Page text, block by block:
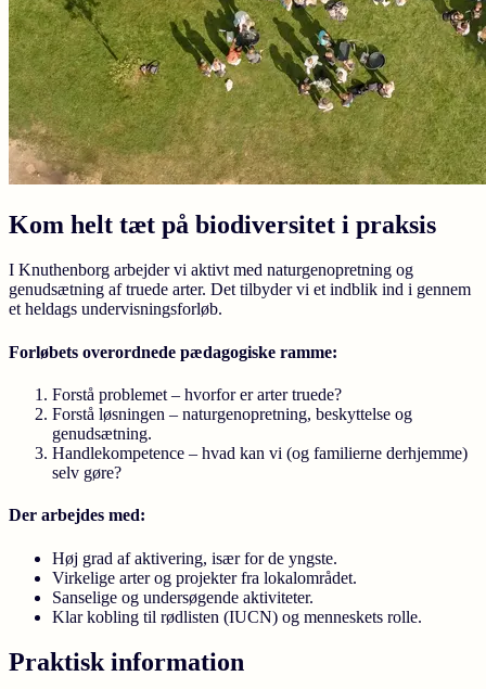
Kom helt tæt på biodiversitet i praksis
I Knuthenborg arbejder vi aktivt med naturgenopretning og
genudsætning af truede arter. Det tilbyder vi et indblik ind i gennem
et heldags undervisningsforløb.
Forløbets overordnede pædagogiske ramme:
Forstå problemet – hvorfor er arter truede?
Forstå løsningen – naturgenopretning, beskyttelse og
genudsætning.
Handlekompetence – hvad kan vi (og familierne derhjemme)
selv gøre?
Der arbejdes med:
Høj grad af aktivering, især for de yngste.
Virkelige arter og projekter fra lokalområdet.
Sanselige og undersøgende aktiviteter.
Klar kobling til rødlisten (IUCN) og menneskets rolle.
Praktisk information